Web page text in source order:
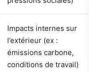
Impacts internes sur
l’extérieur (ex :
émissions carbone,
conditions de travail)